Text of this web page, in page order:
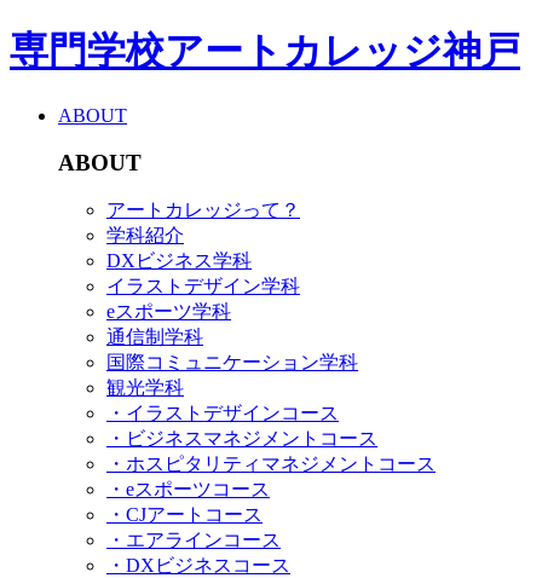
専門学校アートカレッジ神戸
ABOUT
ABOUT
アートカレッジって？
学科紹介
DXビジネス学科
イラストデザイン学科
eスポーツ学科
通信制学科
国際コミュニケーション学科
観光学科
・イラストデザインコース
・ビジネスマネジメントコース
・ホスピタリティマネジメントコース
・eスポーツコース
・CJアートコース
・エアラインコース
・DXビジネスコース